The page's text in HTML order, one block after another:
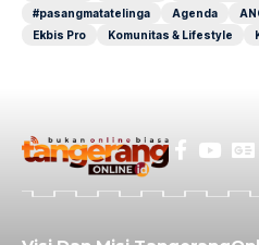
#pasangmatatelinga
Agenda
Ekbis Pro
Komunitas & Lifestyle